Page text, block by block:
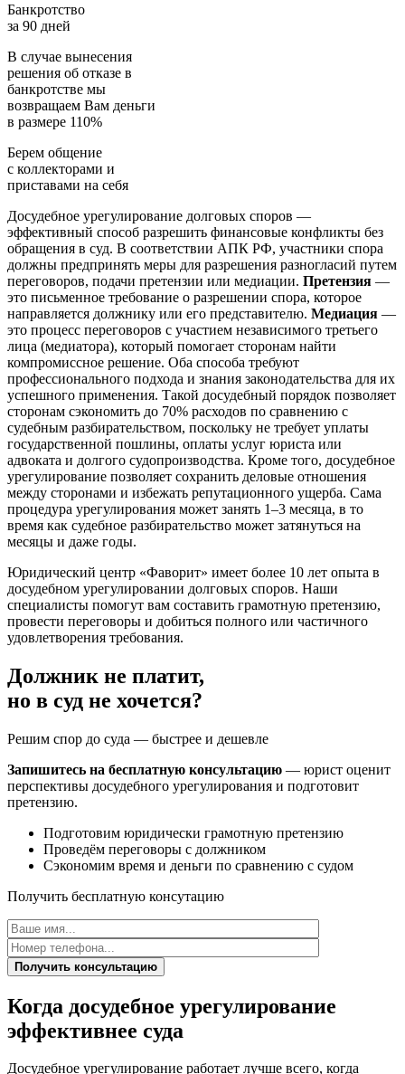
Банкротство
за 90 дней
В случае вынесения
решения об отказе в
банкротстве мы
возвращаем Вам деньги
в размере 110%
Берем общение
с коллекторами и
приставами на себя
Досудебное урегулирование долговых споров —
эффективный способ разрешить финансовые конфликты без
обращения в суд. В соответствии АПК РФ, участники спора
должны предпринять меры для разрешения разногласий путем
переговоров, подачи претензии или медиации. Претензия —
это письменное требование о разрешении спора, которое
направляется должнику или его представителю. Медиация —
это процесс переговоров с участием независимого третьего
лица (медиатора), который помогает сторонам найти
компромиссное решение. Оба способа требуют
профессионального подхода и знания законодательства для их
успешного применения. Такой досудебный порядок позволяет
сторонам сэкономить до 70% расходов по сравнению с
судебным разбирательством, поскольку не требует уплаты
государственной пошлины, оплаты услуг юриста или
адвоката и долгого судопроизводства. Кроме того, досудебное
урегулирование позволяет сохранить деловые отношения
между сторонами и избежать репутационного ущерба. Сама
процедура урегулирования может занять 1–3 месяца, в то
время как судебное разбирательство может затянуться на
месяцы и даже годы.
Юридический центр «Фаворит» имеет более 10 лет опыта в
досудебном урегулировании долговых споров. Наши
специалисты помогут вам составить грамотную претензию,
провести переговоры и добиться полного или частичного
удовлетворения требования.
Должник не платит,
но в суд не хочется?
Решим спор до суда — быстрее и дешевле
Запишитесь на бесплатную консультацию — юрист оценит
перспективы досудебного урегулирования и подготовит
претензию.
Подготовим юридически грамотную претензию
Проведём переговоры с должником
Сэкономим время и деньги по сравнению с судом
Получить бесплатную консутацию
Получить консультацию
Когда досудебное урегулирование
эффективнее суда
Досудебное урегулирование работает лучше всего, когда